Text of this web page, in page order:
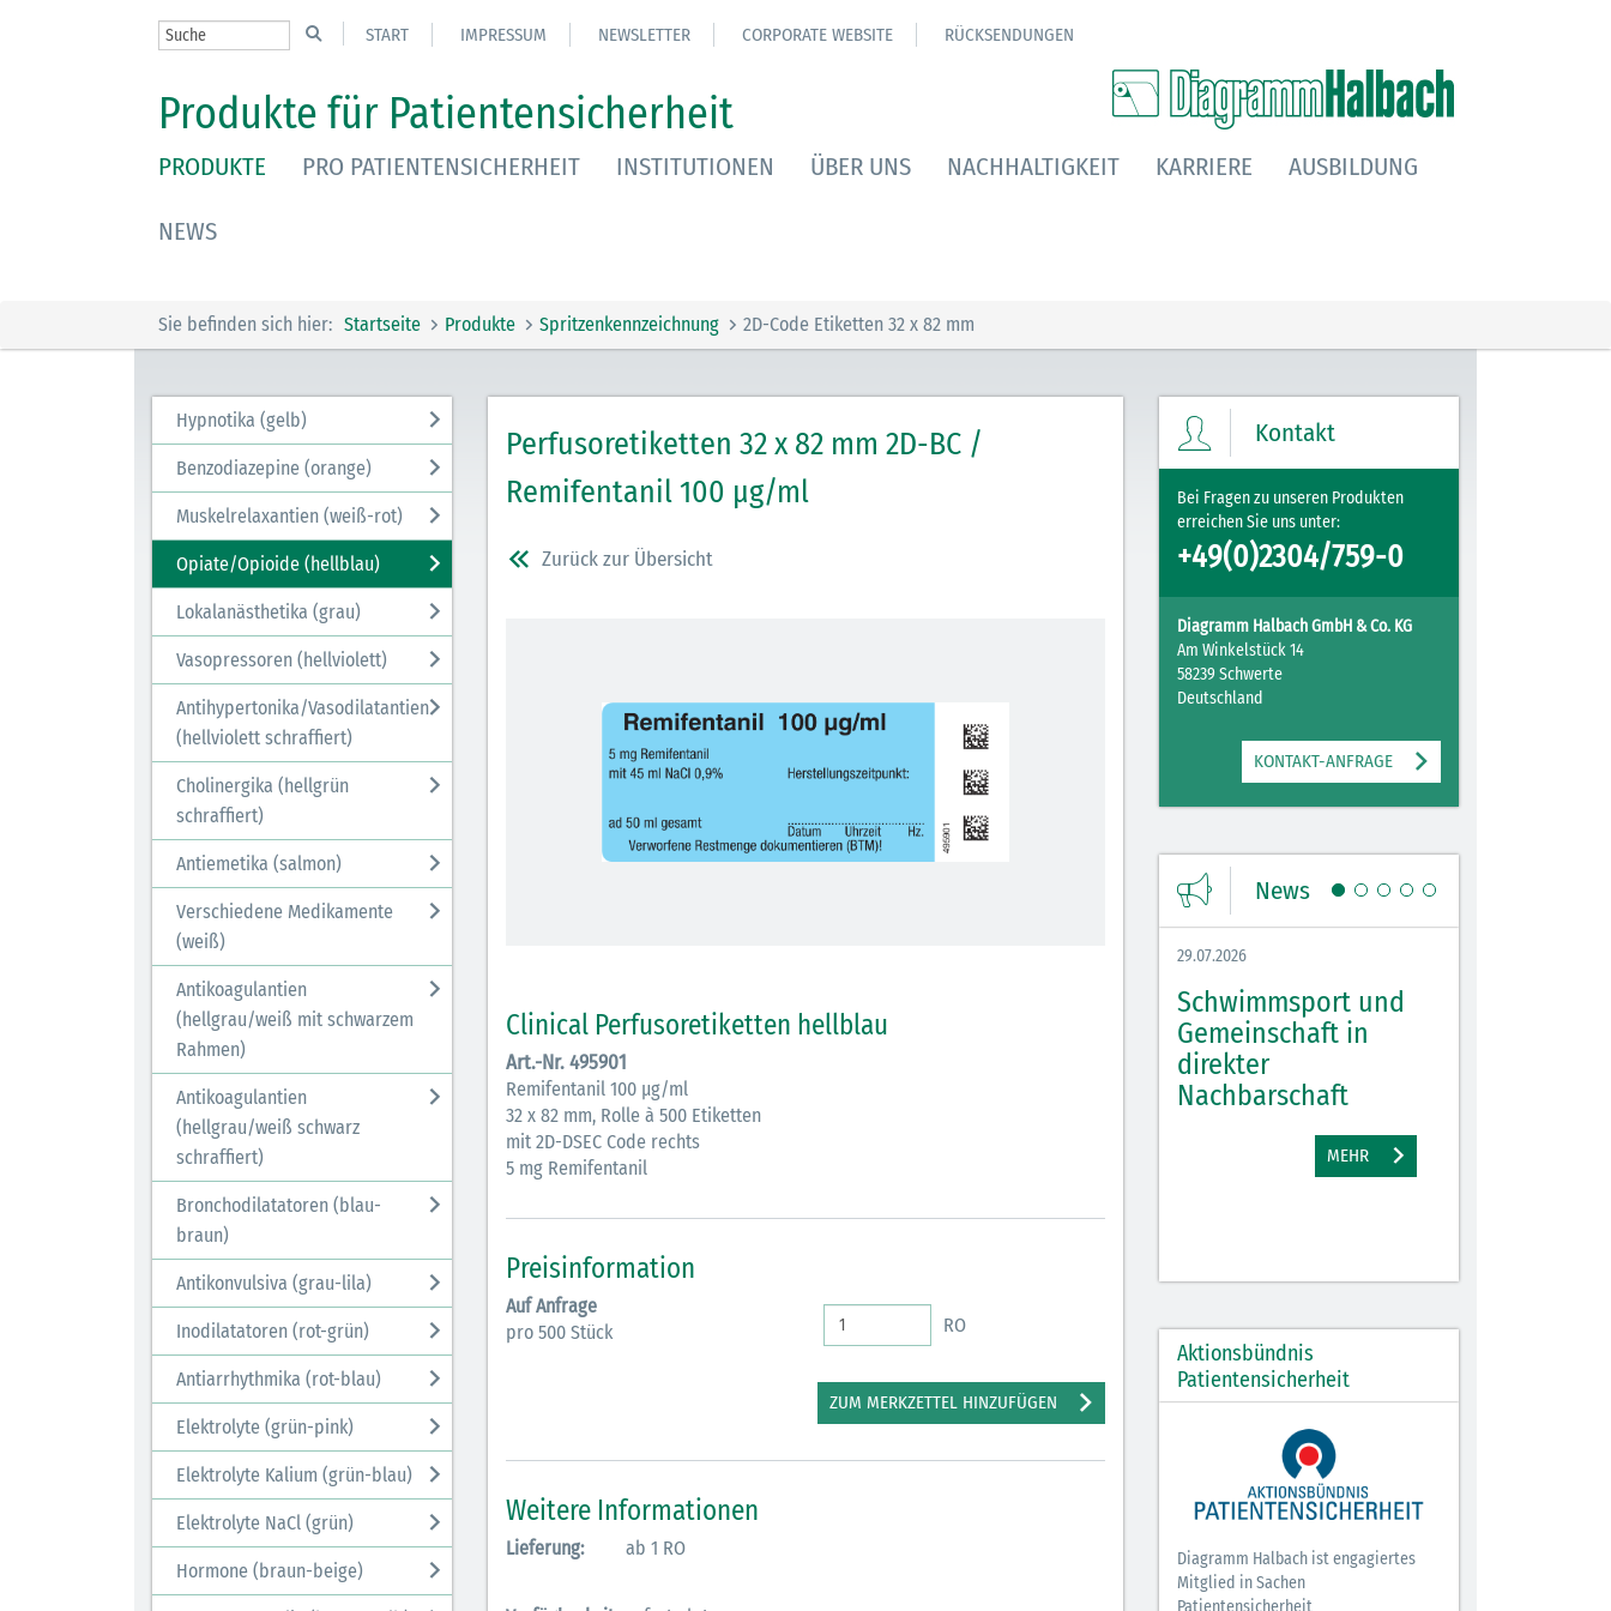
START IMPRESSUM NEWSLETTER CORPORATE WEBSITE RÜCKSENDUNGEN
Produkte für Patientensicherheit
PRODUKTE PRO PATIENTENSICHERHEIT INSTITUTIONEN ÜBER UNS NACHHALTIGKEIT KARRIERE AUSBILDUNG
NEWS
Sie befinden sich hier: Startseite Produkte Spritzenkennzeichnung 2D-Code Etiketten 32 x 82 mm
Hypnotika (gelb)
Benzodiazepine (orange)
Muskelrelaxantien (weiß-rot)
Opiate/Opioide (hellblau)
Lokalanästhetika (grau)
Vasopressoren (hellviolett)
Antihypertonika/Vasodilatantien
(hellviolett schraffiert)
Cholinergika (hellgrün
schraffiert)
Antiemetika (salmon)
Verschiedene Medikamente
(weiß)
Antikoagulantien
(hellgrau/weiß mit schwarzem
Rahmen)
Antikoagulantien
(hellgrau/weiß schwarz
schraffiert)
Bronchodilatatoren (blau-
braun)
Antikonvulsiva (grau-lila)
Inodilatatoren (rot-grün)
Antiarrhythmika (rot-blau)
Elektrolyte (grün-pink)
Elektrolyte Kalium (grün-blau)
Elektrolyte NaCl (grün)
Hormone (braun-beige)
Perfusoretiketten 32 x 82 mm 2D-BC /
Remifentanil 100 µg/ml
Zurück zur Übersicht
Clinical Perfusoretiketten hellblau
Art.-Nr. 495901
Remifentanil 100 µg/ml
32 x 82 mm, Rolle à 500 Etiketten
mit 2D-DSEC Code rechts
5 mg Remifentanil
Preisinformation
Auf Anfrage
pro 500 Stück
RO
ZUM MERKZETTEL HINZUFÜGEN
Weitere Informationen
Lieferung: ab 1 RO
Kontakt
Bei Fragen zu unseren Produkten
erreichen Sie uns unter:
+49(0)2304/759-0
Diagramm Halbach GmbH & Co. KG
Am Winkelstück 14
58239 Schwerte
Deutschland
KONTAKT-ANFRAGE
News
29.07.2026
Schwimmsport und
Gemeinschaft in
direkter
Nachbarschaft
MEHR
Aktionsbündnis
Patientensicherheit
Diagramm Halbach ist engagiertes
Mitglied in Sachen
Patientensicherheit